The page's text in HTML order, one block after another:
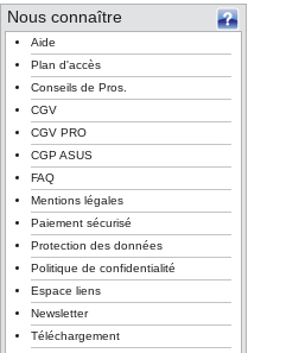
Nous connaître
Aide
Plan d'accès
Conseils de Pros.
CGV
CGV PRO
CGP ASUS
FAQ
Mentions légales
Paiement sécurisé
Protection des données
Politique de confidentialité
Espace liens
Newsletter
Téléchargement